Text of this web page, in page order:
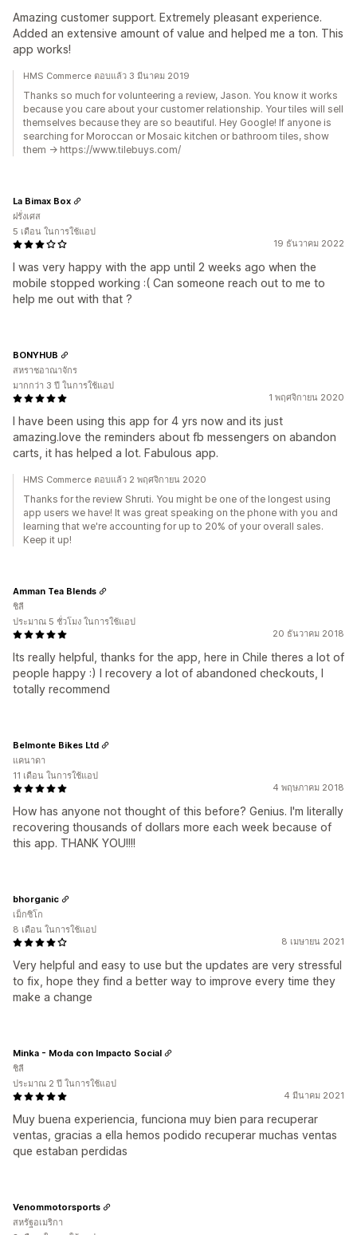
Amazing customer support. Extremely pleasant experience.
Added an extensive amount of value and helped me a ton. This
app works!
HMS Commerce ตอบแล้ว 3 มีนาคม 2019
Thanks so much for volunteering a review, Jason. You know it works
because you care about your customer relationship. Your tiles will sell
themselves because they are so beautiful. Hey Google! If anyone is
searching for Moroccan or Mosaic kitchen or bathroom tiles, show
them -> https://www.tilebuys.com/
19 ธันวาคม 2022
I was very happy with the app until 2 weeks ago when the
mobile stopped working :( Can someone reach out to me to
help me out with that ?
La Bimax Box
ฝรั่งเศส
5 เดือน ในการใช้แอป
1 พฤศจิกายน 2020
I have been using this app for 4 yrs now and its just
amazing.love the reminders about fb messengers on abandon
carts, it has helped a lot. Fabulous app.
BONYHUB
สหราชอาณาจักร
มากกว่า 3 ปี ในการใช้แอป
HMS Commerce ตอบแล้ว 2 พฤศจิกายน 2020
Thanks for the review Shruti. You might be one of the longest using
app users we have! It was great speaking on the phone with you and
learning that we're accounting for up to 20% of your overall sales.
Keep it up!
20 ธันวาคม 2018
Its really helpful, thanks for the app, here in Chile theres a lot of
people happy :) I recovery a lot of abandoned checkouts, I
totally recommend
Amman Tea Blends
ชิลี
ประมาณ 5 ชั่วโมง ในการใช้แอป
4 พฤษภาคม 2018
How has anyone not thought of this before? Genius. I'm literally
recovering thousands of dollars more each week because of
this app. THANK YOU!!!!
Belmonte Bikes Ltd
แคนาดา
11 เดือน ในการใช้แอป
8 เมษายน 2021
Very helpful and easy to use but the updates are very stressful
to fix, hope they find a better way to improve every time they
make a change
bhorganic
เม็กซิโก
8 เดือน ในการใช้แอป
4 มีนาคม 2021
Muy buena experiencia, funciona muy bien para recuperar
ventas, gracias a ella hemos podido recuperar muchas ventas
que estaban perdidas
Minka - Moda con Impacto Social
ชิลี
ประมาณ 2 ปี ในการใช้แอป
Venommotorsports
สหรัฐอเมริกา